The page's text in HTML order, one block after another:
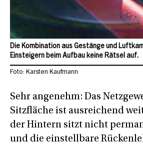
Sehr angenehm: Das
Sitzfläche ist ausreichend
der Hintern sitzt nicht
und die einstellbare
Die Kombination aus Gestänge und
Einsteigern beim Aufbau keine Rätsel auf.
Foto: Karsten Kaufmann